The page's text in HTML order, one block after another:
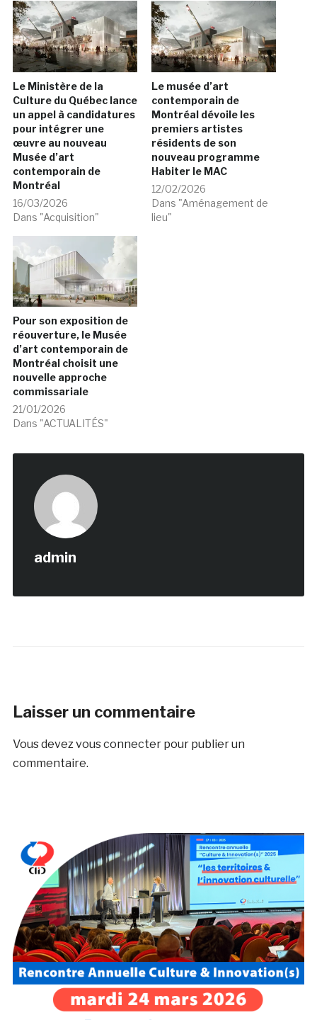
Le Ministère de la
Culture du Québec lance
un appel à candidatures
pour intégrer une
œuvre au nouveau
Musée d’art
contemporain de
Montréal
16/03/2026
Dans "Acquisition"
Le musée d’art
contemporain de
Montréal dévoile les
premiers artistes
résidents de son
nouveau programme
Habiter le MAC
12/02/2026
Dans "Aménagement de
lieu"
Pour son exposition de
réouverture, le Musée
d’art contemporain de
Montréal choisit une
nouvelle approche
commissariale
21/01/2026
Dans "ACTUALITÉS"
admin
Laisser un commentaire
Vous devezvous connecterpour publier un
commentaire.